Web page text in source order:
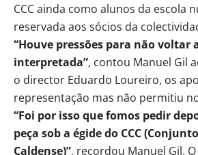
CCC ainda como alunos da escola
reservada aos sócios da
“Houve pressões para não voltar
interpretada”, contou Manuel Gil
o director Eduardo Loureiro, os
representação mas não permitiu
“Foi por isso que fomos pedir
peça sob a égide do CCC
Caldense)”, recordou Manuel Gil.